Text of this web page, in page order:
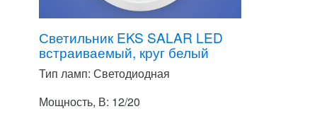
Светильник EKS SALAR LED
встраиваемый, круг белый
Тип ламп: Светодиодная
Мощность, В: 12/20